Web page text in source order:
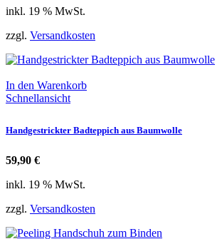
inkl. 19 % MwSt.
zzgl. Versandkosten
In den Warenkorb
Schnellansicht
Handgestrickter Badteppich aus Baumwolle
59,90 €
inkl. 19 % MwSt.
zzgl. Versandkosten